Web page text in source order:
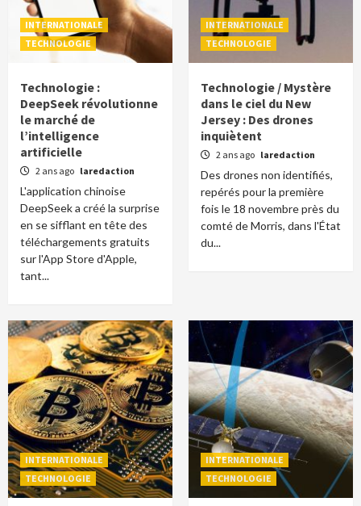
INTERNATIONALE
TECHNOLOGIE
Technologie :
DeepSeek révolutionne
le marché de
l’intelligence
artificielle
2 ans ago laredaction
L'application chinoise
DeepSeek a créé la surprise
en se sifflant en tête des
téléchargements gratuits
sur l'App Store d'Apple,
tant...
INTERNATIONALE
TECHNOLOGIE
Technologie / Mystère
dans le ciel du New
Jersey : Des drones
inquiètent
2 ans ago laredaction
Des drones non identifiés,
repérés pour la première
fois le 18 novembre près du
comté de Morris, dans l'État
du...
INTERNATIONALE
TECHNOLOGIE
INTERNATIONALE
TECHNOLOGIE